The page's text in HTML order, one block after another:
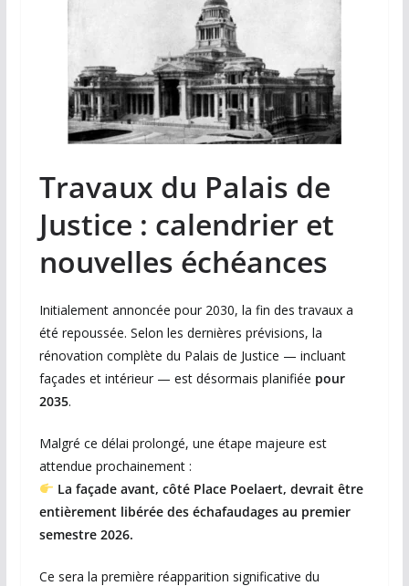
Travaux du Palais de
Justice : calendrier et
nouvelles échéances
Initialement annoncée pour 2030, la fin des travaux a
été repoussée. Selon les dernières prévisions, la
rénovation complète du Palais de Justice — incluant
façades et intérieur — est désormais planifiée pour
2035.
Malgré ce délai prolongé, une étape majeure est
attendue prochainement :
La façade avant, côté Place Poelaert, devrait être
entièrement libérée des échafaudages au premier
semestre 2026.
Ce sera la première réapparition significative du